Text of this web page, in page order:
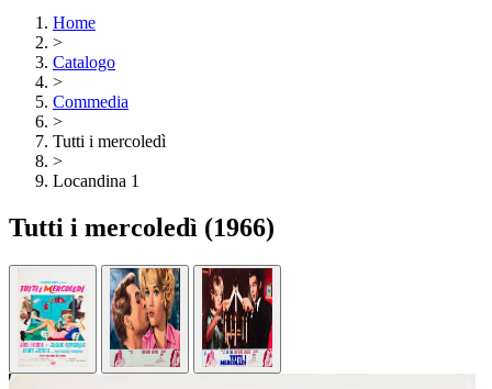
Home
>
Catalogo
>
Commedia
>
Tutti i mercoledì
>
Locandina 1
Tutti i mercoledì (1966)